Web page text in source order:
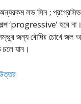
অন্যরকম লভ সিন ;
হবে না।
জন্য বৌদির চোখে জল
যান।